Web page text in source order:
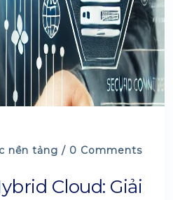
nền tảng / 0 Comments
Cloud: Giải